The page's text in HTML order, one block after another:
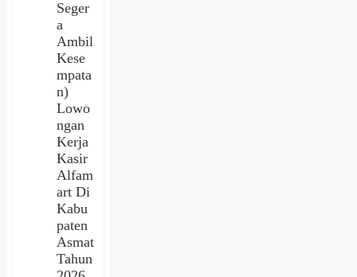
Seger
a
Ambil
Kese
mpata
n)
Lowo
ngan
Kerja
Kasir
Alfam
art Di
Kabu
paten
Asmat
Tahun